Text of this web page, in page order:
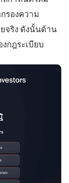
รองความ
จริง ดังนั้นด้าน
กฎระเบียบ